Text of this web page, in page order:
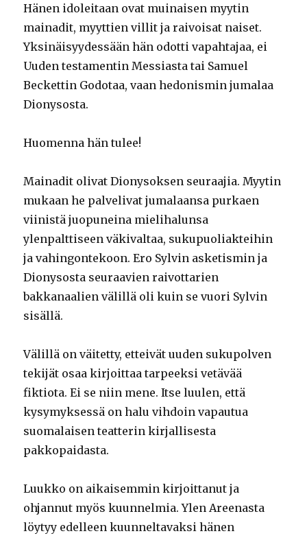
Hänen idoleitaan ovat muinaisen myytin
mainadit, myyttien villit ja raivoisat naiset.
Yksinäisyydessään hän odotti vapahtajaa, ei
Uuden testamentin Messiasta tai Samuel
Beckettin Godotaa, vaan hedonismin jumalaa
Dionysosta.
Huomenna hän tulee!
Mainadit olivat Dionysoksen seuraajia. Myytin
mukaan he palvelivat jumalaansa purkaen
viinistä juopuneina mielihalunsa
ylenpalttiseen väkivaltaa, sukupuoliakteihin
ja vahingontekoon. Ero Sylvin asketismin ja
Dionysosta seuraavien raivottarien
bakkanaalien välillä oli kuin se vuori Sylvin
sisällä.
Välillä on väitetty, etteivät uuden sukupolven
tekijät osaa kirjoittaa tarpeeksi vetävää
fiktiota. Ei se niin mene. Itse luulen, että
kysymyksessä on halu vihdoin vapautua
suomalaisen teatterin kirjallisesta
pakkopaidasta.
Luukko on aikaisemmin kirjoittanut ja
ohjannut myös kuunnelmia. Ylen Areenasta
löytyy edelleen kuunneltavaksi hänen